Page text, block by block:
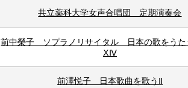
共立薬科大学女声合唱団 定期演奏会
前中榮子 ソプラノリサイタル 日本の歌をう
ⅩⅣ
前澤悦子 日本歌曲を歌うⅡ